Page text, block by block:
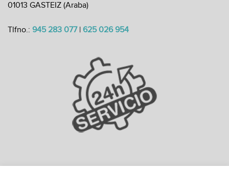
01013 GASTEIZ (Araba)
Tlfno.: 945 283 077 | 625 026 954